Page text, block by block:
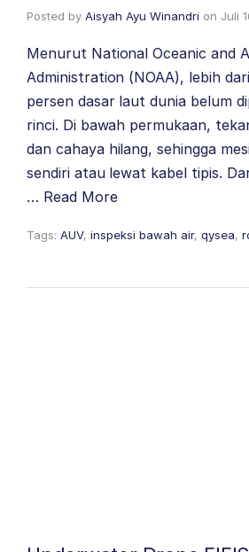
Posted by Aisyah Ayu Winandri on Juli
Menurut National Oceanic and
Administration (NOAA), lebih
persen dasar laut dunia belum
rinci. Di bawah permukaan,
dan cahaya hilang, sehingga
sendiri atau lewat kabel tipis.
… Read More
Tags: AUV, inspeksi bawah air, qysea,